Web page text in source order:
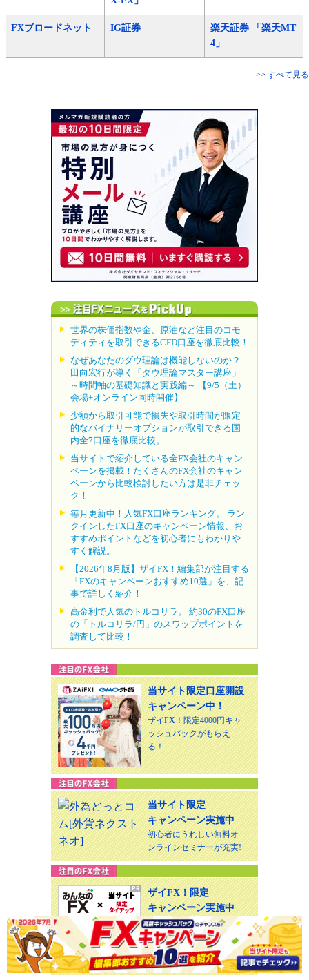
FXブロードネット IG証券
楽天証券 「楽天MT
4」
>> すべて見る
世界の株価指数や金、原油など注目のコモ
ディティを取引できるCFD口座を徹底比較！
なぜあなたのダウ理論は機能しないのか？
田向宏行が導く「ダウ理論マスター講座」
～時間軸の基礎知識と実践編～ 【9/5（土）
会場+オンライン同時開催】
少額から取引可能で損失や取引時間が限定
的なバイナリーオプションが取引できる国
内全7口座を徹底比較。
当サイトで紹介している全FX会社のキャン
ペーンを掲載！たくさんのFX会社のキャン
ペーンから比較検討したい方は是非チェッ
ク！
毎月更新中！人気FX口座ランキング。 ラン
クインしたFX口座のキャンペーン情報、お
すすめポイントなどを初心者にもわかりや
すく解説。
【2026年8月版】ザイFX！編集部が注目する
「FXのキャンペーンおすすめ10選」を、記
事で詳しく紹介！
高金利で人気のトルコリラ。 約30のFX口座
の「トルコリラ/円」のスワップポイントを
調査して比較！
当サイト限定口座開設
キャンペーン中！
ザイFX！限定4000円キャ
ッシュバックがもらえ
る！
当サイト限定
キャンペーン実施中
初心者にうれしい無料オ
ンラインセミナーが充実!
ザイFX！限定
キャンペーン実施中
取引コスト業界最安水準!
トレイダーズ証券みんな
のFX